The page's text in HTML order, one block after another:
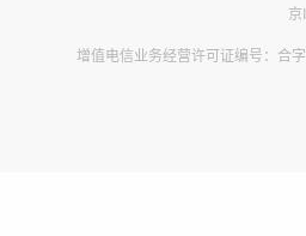
增值电信业务经营许可证编号：合